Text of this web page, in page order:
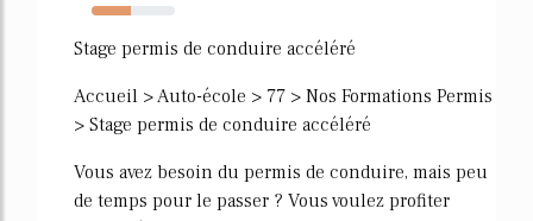
47%
Stage permis de conduire accéléré
Accueil > Auto-école > 77 > Nos Formations Permis
> Stage permis de conduire accéléré
Vous avez besoin du permis de conduire, mais peu
de temps pour le passer ? Vous voulez profiter